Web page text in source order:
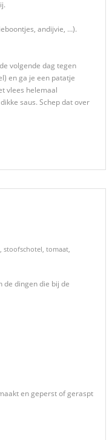
andijvie, …).
volgende dag tegen
en ga je een patatje
vlees helemaal
saus. Schep dat over
, stoofschotel, tomaat,
de dingen die bij de
en geperst of geraspt